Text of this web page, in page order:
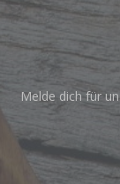
Melde dich für